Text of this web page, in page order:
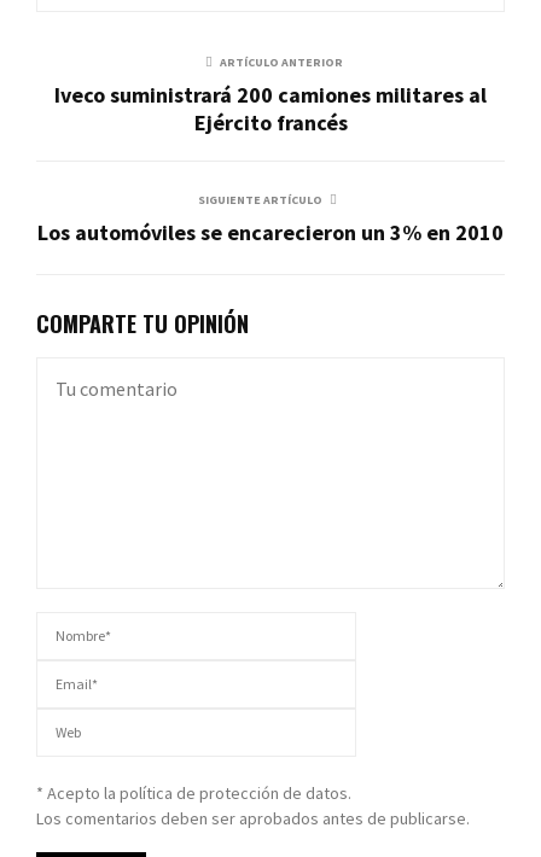
ARTÍCULO ANTERIOR
Iveco suministrará 200 camiones militares al
Ejército francés
SIGUIENTE ARTÍCULO
Los automóviles se encarecieron un 3% en 2010
COMPARTE TU OPINIÓN
* Acepto la política de protección de datos.
Los comentarios deben ser aprobados antes de publicarse.